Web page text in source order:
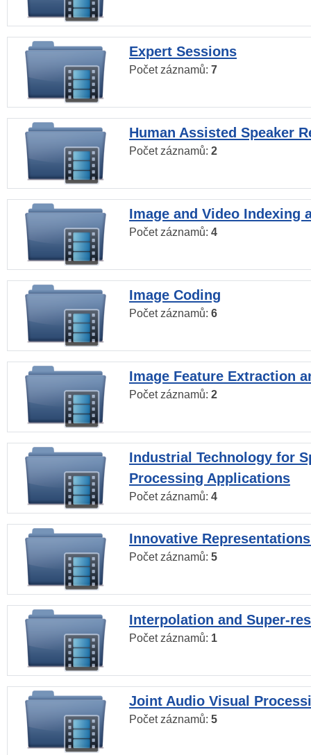
Expert Sessions
Počet záznamů: 7
Human Assisted Speaker
Počet záznamů: 2
Image and Video Indexing
Počet záznamů: 4
Image Coding
Počet záznamů: 6
Image Feature Extraction
Počet záznamů: 2
Industrial Technology for
Processing Applications
Počet záznamů: 4
Innovative
Počet záznamů: 5
Interpolation and Super-
Počet záznamů: 1
Joint Audio Visual
Počet záznamů: 5